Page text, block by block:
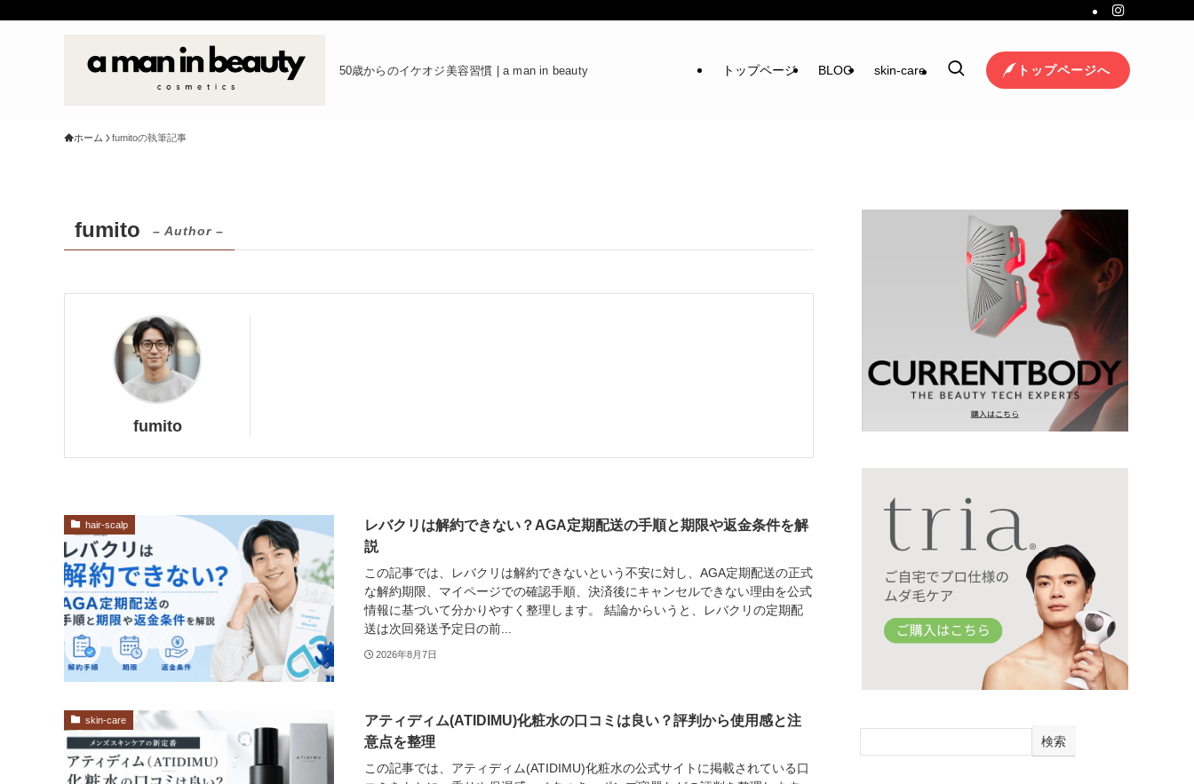
50歳からのイケオジ美容習慣 | a man in beauty トップページ BLOG skin-care トップページへ
ホーム fumitoの執筆記事
fumito – Author –
fumito
hair-scalp
レバクリは解約できない？AGA定期配送の手順と期限や返金条件を解
説
この記事では、レバクリは解約できないという不安に対し、AGA定期配送の正式
な解約期限、マイページでの確認手順、決済後にキャンセルできない理由を公式
情報に基づいて分かりやすく整理します。 結論からいうと、レバクリの定期配
送は次回発送予定日の前...
2026年8月7日
skin-care
アティディム(ATIDIMU)化粧水の口コミは良い？評判から使用感と注
意点を整理
この記事では、アティディム(ATIDIMU)化粧水の公式サイトに掲載されている口
検索